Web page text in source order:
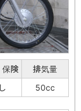
保険
排気量
50cc